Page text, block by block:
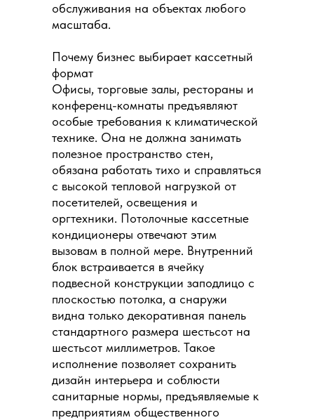
обслуживания на объектах любого
масштаба.
Почему бизнес выбирает кассетный
формат
Офисы, торговые залы, рестораны и
конференц-комнаты предъявляют
особые требования к климатической
технике. Она не должна занимать
полезное пространство стен,
обязана работать тихо и справляться
с высокой тепловой нагрузкой от
посетителей, освещения и
оргтехники. Потолочные кассетные
кондиционеры отвечают этим
вызовам в полной мере. Внутренний
блок встраивается в ячейку
подвесной конструкции заподлицо с
плоскостью потолка, а снаружи
видна только декоративная панель
стандартного размера шестьсот на
шестьсот миллиметров. Такое
исполнение позволяет сохранить
дизайн интерьера и соблюсти
санитарные нормы, предъявляемые к
предприятиям общественного